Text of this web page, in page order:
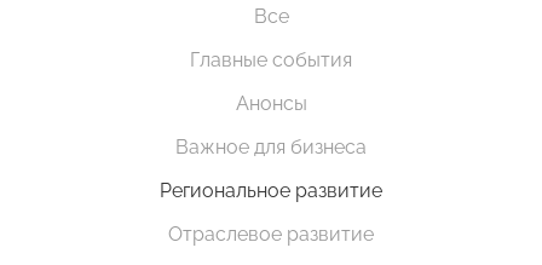
Все
Главные события
Анонсы
Важное для бизнеса
Региональное развитие
Отраслевое развитие